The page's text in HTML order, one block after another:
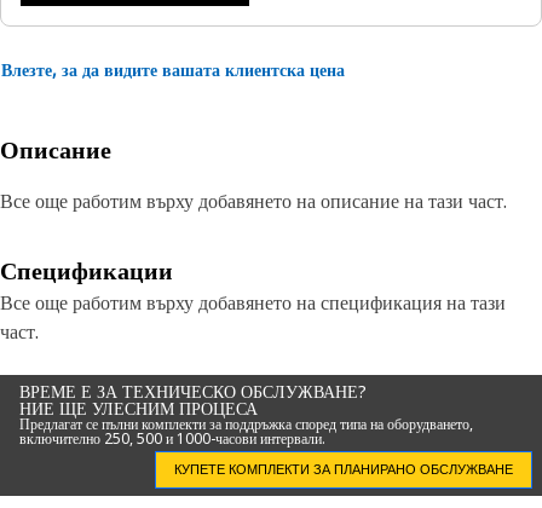
Влезте, за да видите вашата клиентска цена
Описание
Все още работим върху добавянето на описание на тази част.
Спецификации
Все още работим върху добавянето на спецификация на тази
част.
ВРЕМЕ Е ЗА ТЕХНИЧЕСКО ОБСЛУЖВАНЕ?
НИЕ ЩЕ УЛЕСНИМ ПРОЦЕСА
Предлагат се пълни комплекти за поддръжка според типа на оборудването,
включително 250, 500 и 1000-часови интервали.
КУПЕТЕ КОМПЛЕКТИ ЗА ПЛАНИРАНО ОБСЛУЖВАНЕ